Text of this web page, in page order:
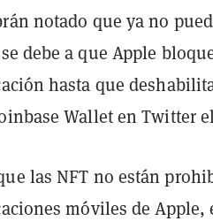
notado que ya no
debe a que Apple
hasta que
Wallet en Twitter
las NFT no están
móviles de